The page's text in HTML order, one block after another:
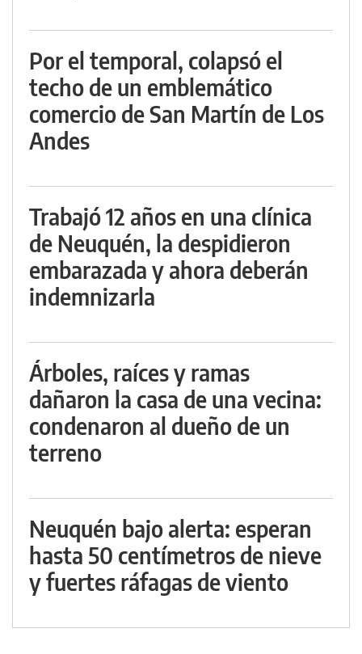
Por el temporal, colapsó el
techo de un emblemático
comercio de San Martín de Los
Andes
Trabajó 12 años en una clínica
de Neuquén, la despidieron
embarazada y ahora deberán
indemnizarla
Árboles, raíces y ramas
dañaron la casa de una vecina:
condenaron al dueño de un
terreno
Neuquén bajo alerta: esperan
hasta 50 centímetros de nieve
y fuertes ráfagas de viento